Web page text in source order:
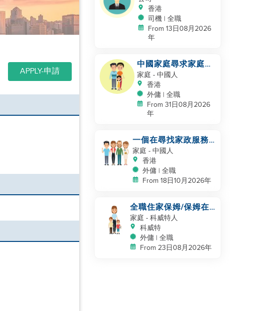
APPLY-申請
香港
司機 | 全職
From 13日08月2026
年
中國家庭尋求家庭幫
手
家庭 - 中國人
香港
外傭 | 全職
From 31日08月2026
年
一個在尋找家政服務
的家庭
家庭 - 中國人
香港
外傭 | 全職
From 18日10月2026年
全職住家保姆/保姆在
kuwait 工作
家庭 - 科威特人
科威特
外傭 | 全職
From 23日08月2026年